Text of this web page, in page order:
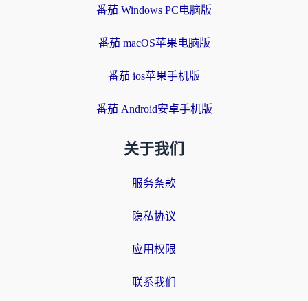
番茄 Windows PC电脑版
番茄 macOS苹果电脑版
番茄 ios苹果手机版
番茄 Android安卓手机版
关于我们
服务条款
隐私协议
应用权限
联系我们